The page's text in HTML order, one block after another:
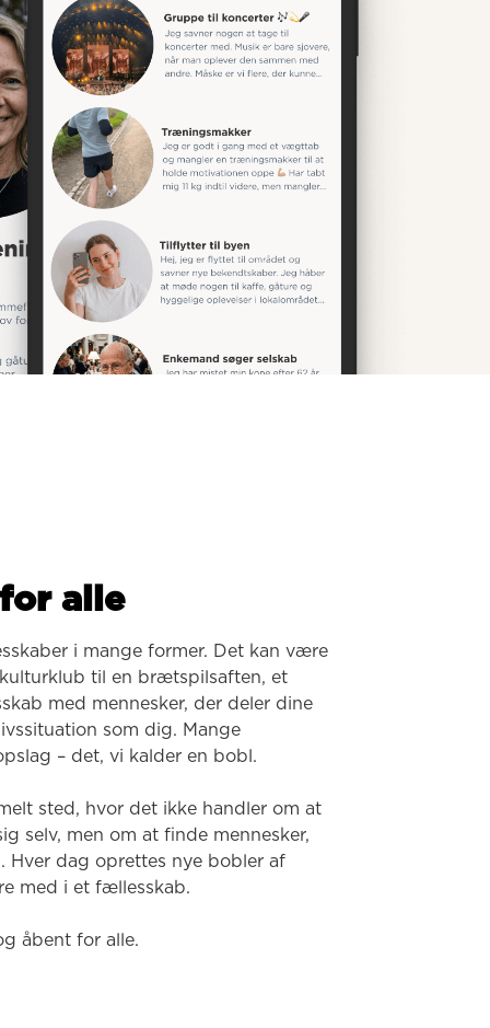
alle
i mange former. Det kan være
til en brætspilsaften, et
med mennesker, der deler dine
som dig. Mange
– det, vi kalder en bobl.
sted, hvor det ikke handler om at
selv, men om at finde mennesker,
dag oprettes nye bobler af
med i et fællesskab.
åbent for alle.